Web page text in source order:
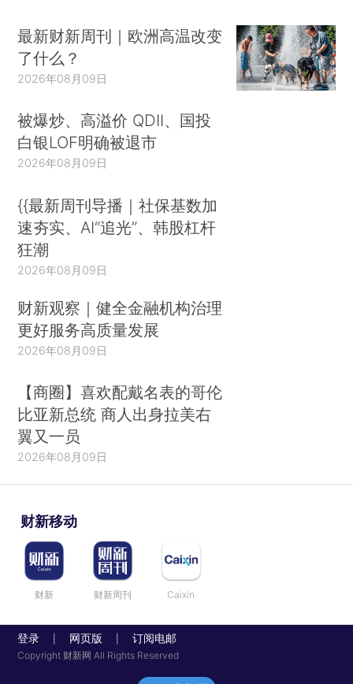
最新财新周刊｜欧洲高温改变
了什么？
2026年08月09日
被爆炒、高溢价 QDII、国投
白银LOF明确被退市
2026年08月09日
{{最新周刊导播｜社保基数加
速夯实、AI“追光”、韩股杠杆
狂潮
2026年08月09日
财新观察｜健全金融机构治理
更好服务高质量发展
2026年08月09日
【商圈】喜欢配戴名表的哥伦
比亚新总统 商人出身拉美右
翼又一员
2026年08月09日
财新移动
财新 财新周刊 Caixin
登录 网页版 订阅电邮
Copyright 财新网 All Rights Reserved